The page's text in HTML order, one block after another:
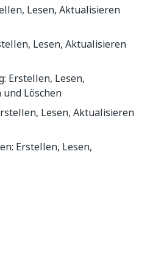
Lesen, Aktualisieren
Lesen, Aktualisieren
Erstellen, Lesen,
Löschen
Lesen, Aktualisieren
Erstellen, Lesen,